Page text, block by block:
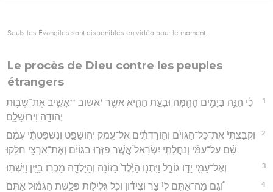
Seuls les Évangiles sont disponibles en vidéo pour le moment.
Le procès de Dieu contre les peuples
étrangers
1
כִּ֗י הִנֵּ֛ה בַּיָּמִ֥ים הָהֵ֖מָּה וּבָעֵ֣ת הַהִ֑יא אֲשֶׁ֥ר *אשוב **אָשִׁ֛יב אֶת־שְׁב֥וּת
יְהוּדָ֖ה וִירוּשָׁלִָֽם׃
2
וְקִבַּצְתִּי֙ אֶת־כָּל־הַגּוֹיִ֔ם וְה֣וֹרַדְתִּ֔ים אֶל־עֵ֖מֶק יְהֽוֹשָׁפָ֑ט וְנִשְׁפַּטְתִּ֨י עִמָּ֜ם
שָׁ֗ם עַל־עַמִּ֨י וְנַחֲלָתִ֤י יִשְׂרָאֵל֙ אֲשֶׁ֣ר פִּזְּר֣וּ בַגּוֹיִ֔ם וְאֶת־אַרְצִ֖י חִלֵּֽקוּ׃
3 וְאֶל־עַמִּ֖י יַדּ֣וּ גוֹרָ֑ל וַיִּתְּנ֤וּ הַיֶּ֙לֶד֙ בַּזּוֹנָ֔ה וְהַיַּלְדָּ֛ה מָכְר֥וּ בַיַּ֖יִן וַיִּשְׁתּֽוּ׃
4
וְ֠גַם מָה־אַתֶּ֥ם לִי֙ צֹ֣ר וְצִיד֔וֹן וְכֹ֖ל גְּלִיל֣וֹת פְּלָ֑שֶׁת הַגְּמ֗וּל אַתֶּם֙